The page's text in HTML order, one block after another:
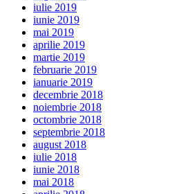
iulie 2019
iunie 2019
mai 2019
aprilie 2019
martie 2019
februarie 2019
ianuarie 2019
decembrie 2018
noiembrie 2018
octombrie 2018
septembrie 2018
august 2018
iulie 2018
iunie 2018
mai 2018